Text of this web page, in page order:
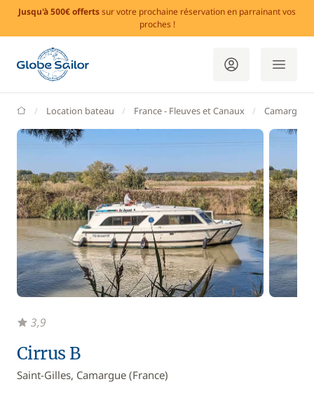
Jusqu'à 500€ offertssur votre prochaine réservation en parrainant vos
proches !
GlobeSailor
Location bateau France - Fleuves et Canaux Camargue
Cirrus B
Saint-Gilles, Camargue (France)
3,9